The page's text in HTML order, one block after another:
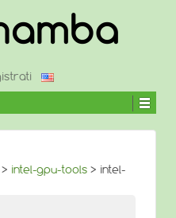
> intel-gpu-tools > intel-